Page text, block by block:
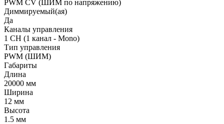
PWM СV (ШИМ по напряжению)
Диммируемый(ая)
Да
Каналы управления
1 CH (1 канал - Mono)
Тип управления
PWM (ШИМ)
Габариты
Длина
20000 мм
Ширина
12 мм
Высота
1.5 мм